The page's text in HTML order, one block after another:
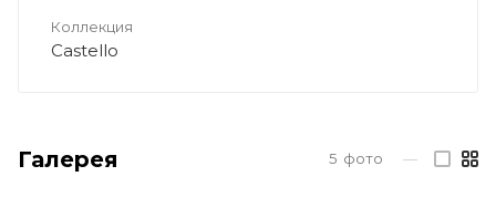
Коллекция
Castello
Галерея 5 фото —